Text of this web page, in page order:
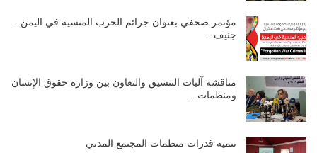
مؤتمر صحفي بعنوان جرائم الحرب المنسية في اليمن –
جنيف…
مناقشة آليات التنسيق والتعاون بين وزارة حقوق الإنسان
ومنظمات…
تنمية قدرات منظمات المجتمع المدني